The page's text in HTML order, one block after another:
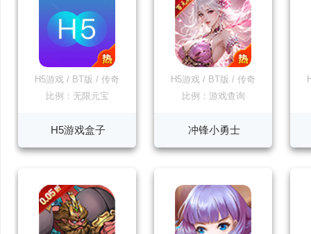
H5游戏 / BT版 / 传奇
比例：无限元宝
H5游戏盒子
H5游戏 / BT版 / 传奇
比例：游戏查询
冲锋小勇士